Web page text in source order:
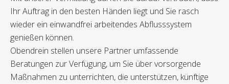
Ihr Auftrag in den besten Händen liegt und Sie rasch
wieder ein einwandfrei arbeitendes Abflusssystem
genießen können.
Obendrein stellen unsere Partner umfassende
Beratungen zur Verfügung, um Sie über vorsorgende
Maßnahmen zu unterrichten, die unterstützen, künftige